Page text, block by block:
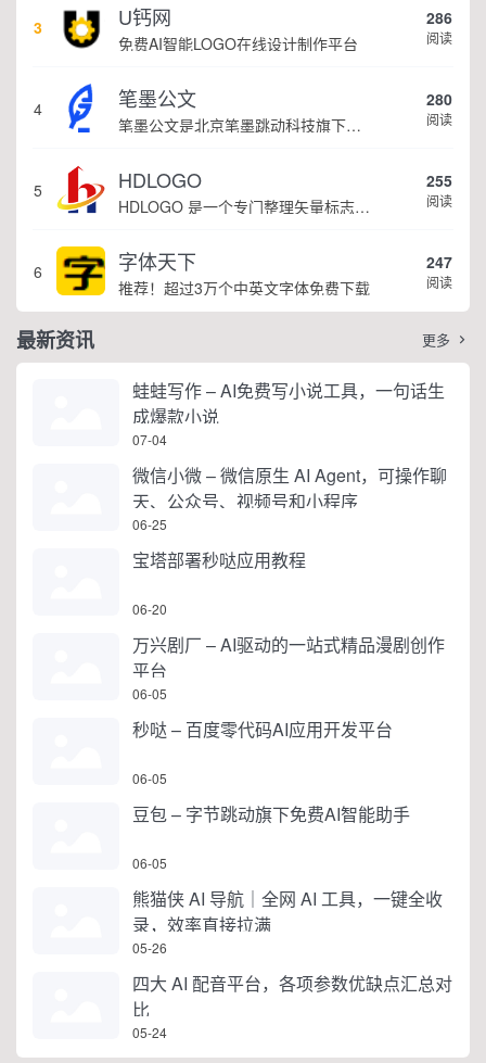
3 U钙网
免费AI智能LOGO在线设计制作平台
286
阅读
4 笔墨公文
笔墨公文是北京笔墨跳动科技旗下垂直公文赛道 AIGC 创作平台，深耕体制公文专业场景，依托海量标准公文语料训练专属大模型。平台整合 AI 公文生成、全维度智能校对、范文库、实时更新素材库、标准化公文模板五大核心板块，兼顾公文快速撰写、文稿合...
280
阅读
5 HDLOGO
HDLOGO 是一个专门整理矢量标志和图标的网站，提供各类品牌和公司的矢量标志下载服务，主要面向设计师、营销人员和企业用户，帮他们获取高质量的品牌标识资源。
255
阅读
6 字体天下
推荐！超过3万个中英文字体免费下载
247
阅读
最新资讯 更多 
蛙蛙写作 – AI免费写小说工具，一句话生
成爆款小说
07-04
微信小微 – 微信原生 AI Agent，可操作聊
天、公众号、视频号和小程序
06-25
宝塔部署秒哒应用教程
06-20
万兴剧厂 – AI驱动的一站式精品漫剧创作
平台
06-05
秒哒 – 百度零代码AI应用开发平台
06-05
豆包 – 字节跳动旗下免费AI智能助手
06-05
熊猫侠 AI 导航｜全网 AI 工具，一键全收
录，效率直接拉满
05-26
四大 AI 配音平台，各项参数优缺点汇总对
比
05-24